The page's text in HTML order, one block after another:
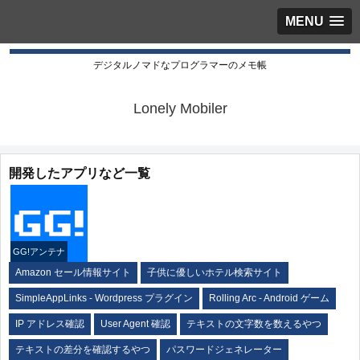
MENU
デジタルノマドなプログラマーのメモ帳
Lonely Mobiler
開発したアプリなど一覧
GG!アンテナ
Amazon セール情報サイト 子供に優しいホテル検索サイト
SimpleAppLinks - Wordpress プラグイン Rolling Arc - Android ゲーム
IP アドレス確認 User Agent 確認 テキストの文字数を数えるやつ
テキストの差分を確認するやつ パスワードジェネレーター